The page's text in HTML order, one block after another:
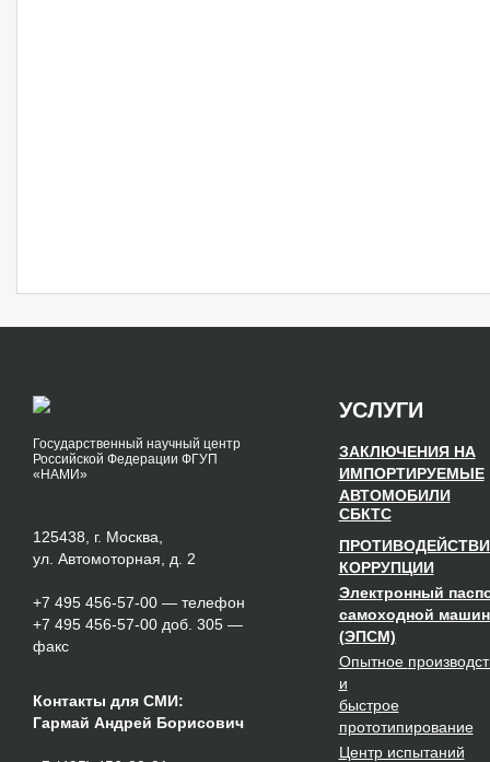
Государственный научный центр
Российской Федерации ФГУП
«НАМИ»
125438, г. Москва,
ул. Автомоторная, д. 2
+7 495 456-57-00 — телефон
+7 495 456-57-00 доб. 305 —
факс
Контакты для СМИ:
Гармай Андрей Борисович
УСЛУГИ
ЗАКЛЮЧЕНИЯ НА
ИМПОРТИРУЕМЫЕ
АВТОМОБИЛИ
СБКТС
КОРРУПЦИИ
Электронный
самоходной
(ЭПСМ)
Опытное
и
быстрое
прототипирование
Центр испытаний